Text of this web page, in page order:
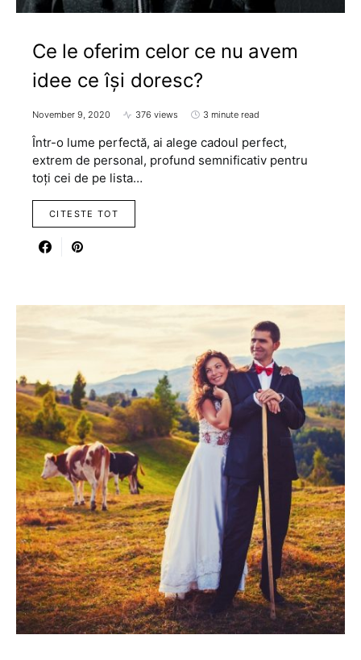
Ce le oferim celor ce nu avem
idee ce își doresc?
November 9, 2020 376 views 3 minute read
Într-o lume perfectă, ai alege cadoul perfect,
extrem de personal, profund semnificativ pentru
toți cei de pe lista…
CITESTE TOT